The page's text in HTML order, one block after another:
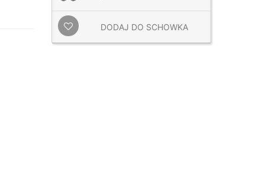
DODAJ DO SCHOWKA